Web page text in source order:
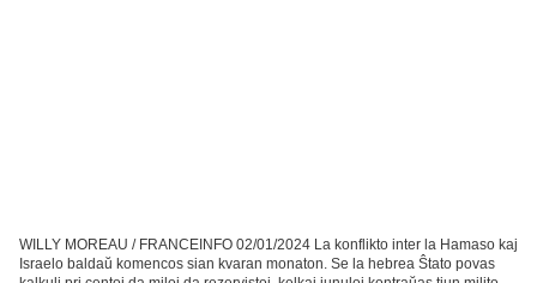
WILLY MOREAU / FRANCEINFO 02/01/2024 La konflikto inter la Hamaso kaj
Israelo baldaŭ komencos sian kvaran monaton. Se la hebrea Ŝtato povas